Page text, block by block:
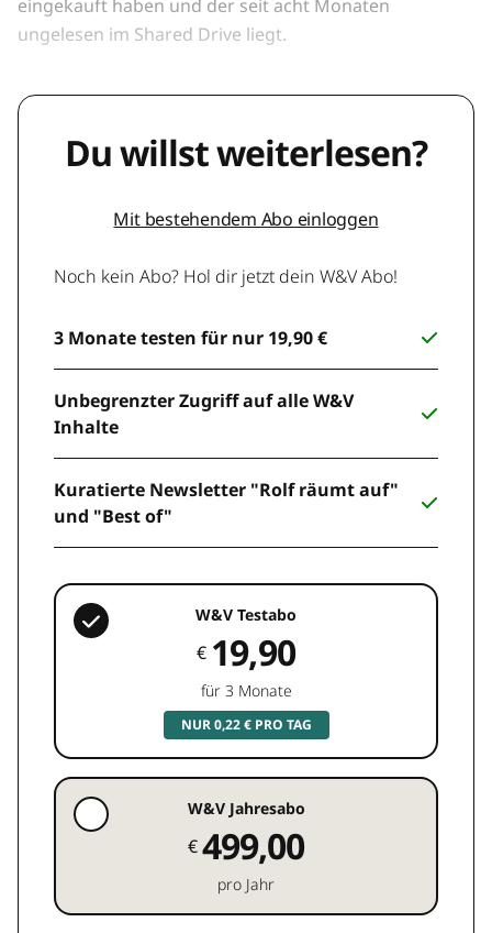
eingekauft haben und der seit acht Monaten
ungelesen im Shared Drive liegt.
Du willst weiterlesen?
Mit bestehendem Abo einloggen
Noch kein Abo? Hol dir jetzt dein W&V Abo!
3 Monate testen für nur 19,90 €
Unbegrenzter Zugriff auf alle W&V
Inhalte
Kuratierte Newsletter "Rolf räumt auf"
und "Best of"
W&V Testabo
€ 19,90
für 3 Monate
NUR 0,22 € PRO TAG
W&V Jahresabo
€499,00
pro Jahr